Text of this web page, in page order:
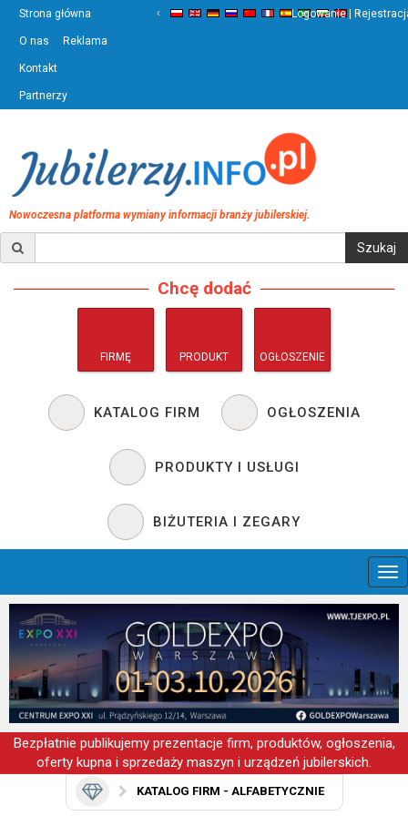
Strona główna
O nas Reklama
Kontakt
Partnerzy
‹ ›
Logowanie |
Nowoczesna platforma wymiany informacji branży jubilerskiej.
Chcę dodać
FIRMĘ PRODUKT OGŁOSZENIE
KATALOG FIRM OGŁOSZENIA
PRODUKTY I USŁUGI
BIŻUTERIA I ZEGARY
Bezpłatnie publikujemy prezentacje firm, produktów, ogłoszenia,
oferty kupna i sprzedaży maszyn i urządzeń jubilerskich.
KATALOG FIRM - ALFABETYCZNIE